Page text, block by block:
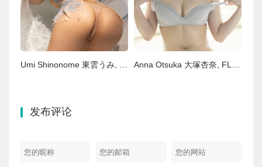
发布评论